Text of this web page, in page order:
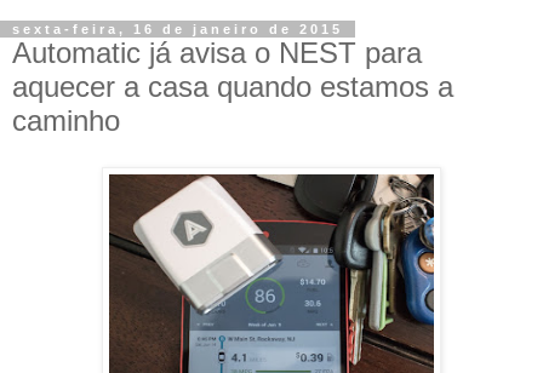
sexta-feira, 16 de janeiro de 2015
Automatic já avisa o NEST para
aquecer a casa quando estamos a
caminho